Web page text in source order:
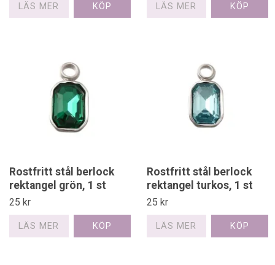
LÄS MER LÄS MER
Rostfritt stål berlock
rektangel grön, 1 st
25 kr
LÄS MER
Rostfritt stål berlock
rektangel turkos, 1 st
25 kr
LÄS MER